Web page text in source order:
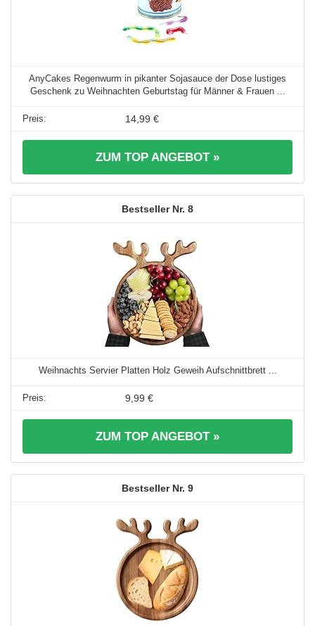
AnyCakes Regenwurm in pikanter Sojasauce der Dose lustiges
Geschenk zu Weihnachten Geburtstag für Männer & Frauen ...
14,99 €
ZUM TOP ANGEBOT »
8
Weihnachts Servier Platten Holz Geweih Aufschnittbrett ...
9,99 €
ZUM TOP ANGEBOT »
9